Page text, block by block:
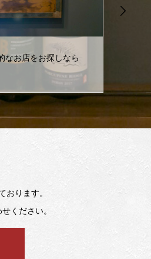
ひご賞味ください
おります。
ください。